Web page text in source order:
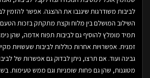
לביבות משודרגות שיגנבו את ההצגה. אפשר להזמין
השילוב המושלם בין מלוח וקצת מתקתק בזכות
תמיד מומלץ להוסיף גם לביבות תפוח אדמה, שהן
זמנית. אפשרויות אחרות כוללות לביבות שעשויות
גבינה ועוד. אם תרצו, ניתן לבדוק גם אפשרות של
מטוגנות, שהן גם פחות שומניות וגם ממש טעימות.